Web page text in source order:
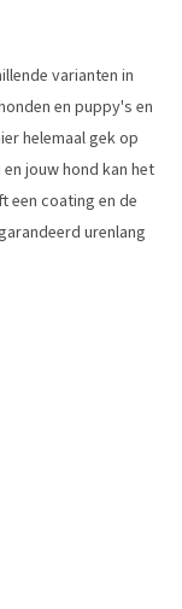
varianten in
en puppy's en
helemaal gek op
jouw hond kan het
een coating en de
urenlang